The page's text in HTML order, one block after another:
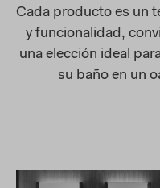
Cada producto es un
y funcionalidad,
una elección ideal
su baño en un